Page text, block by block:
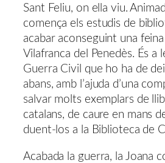
Sant Feliu, on ella viu.
comença els estudis de
acabar aconseguint una
Vilafranca del Penedès. És a
Guerra Civil que ho ha de
abans, amb l’ajuda d’una
salvar molts exemplars de
catalans, de caure en mans
duent-los a la Biblioteca de
Acabada la guerra, la Joana